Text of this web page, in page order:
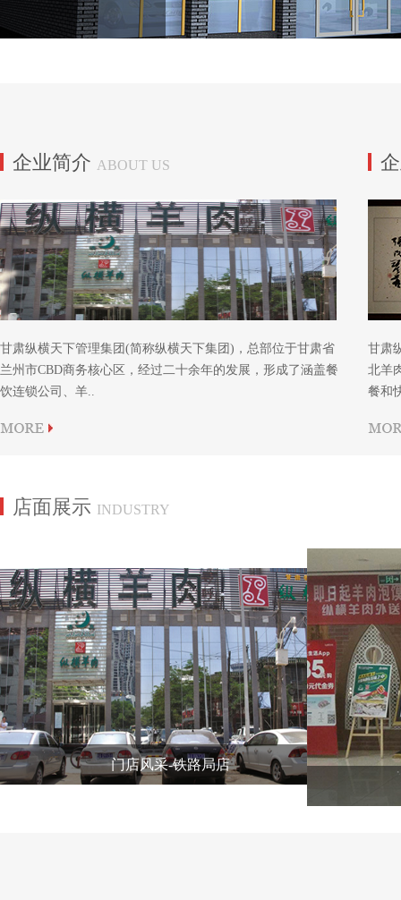
企业简介 ABOUT US
甘肃纵横天下管理集团(简称纵横天下集团)，总部位于甘肃省
兰州市CBD商务核心区，经过二十余年的发展，形成了涵盖餐
饮连锁公司、羊..
甘肃
北羊
餐和
店面展示 INDUSTRY
风采-铁路局店
门店